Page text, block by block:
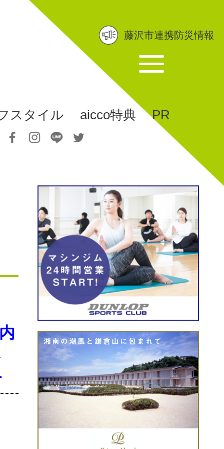
スタイル aicco特典 PR
藤沢市連携防災情報